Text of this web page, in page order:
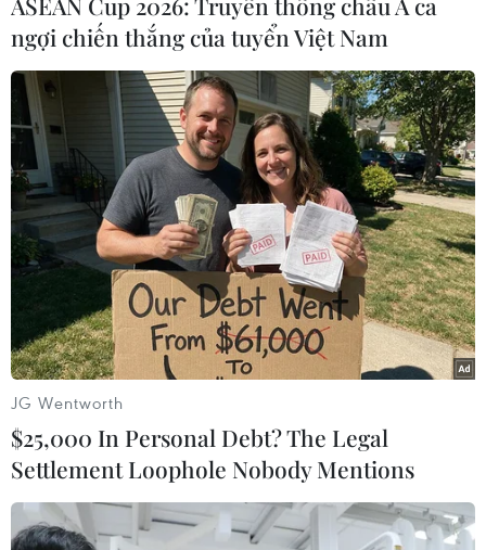
TIN LIÊN QUAN
Palestine có thể ngừng công nhận Israel
liên quan việc sáp nhập Bờ Tây
ngợi chiến thắng của tuyển Việt Nam
JG Wentworth
$25,000 In Personal Debt? The Legal
Settlement Loophole Nobody Mentions